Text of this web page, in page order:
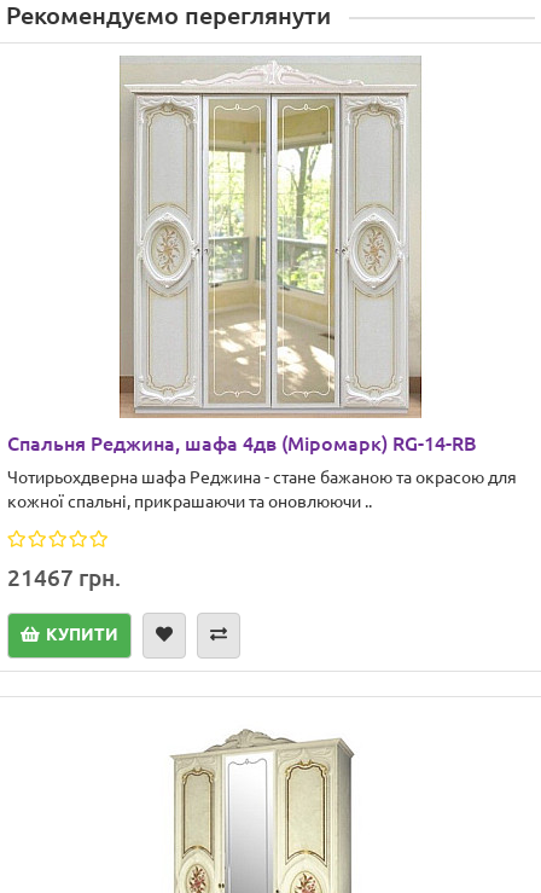
Рекомендуємо переглянути
Спальня Реджина, шафа 4дв (Міромарк) RG-14-RB
Чотирьохдверна шафа Реджина - стане бажаною та окрасою для
кожної спальні, прикрашаючи та оновлюючи ..
21467 грн.
КУПИТИ